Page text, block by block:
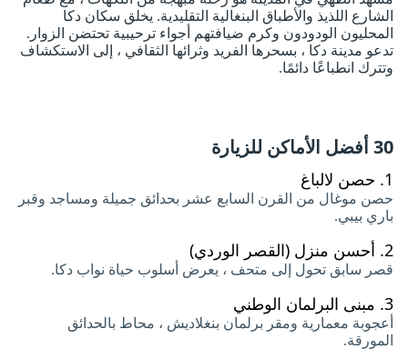
الشارع اللذيذ والأطباق البنغالية التقليدية. يخلق سكان دكا
المحليون الودودون وكرم ضيافتهم أجواء ترحيبية تحتضن الزوار.
تدعو مدينة دكا ، بسحرها الفريد وثرائها الثقافي ، إلى الاستكشاف
وتترك انطباعًا دائمًا.
30 أفضل الأماكن للزيارة
1. حصن لالباغ
حصن موغال من القرن السابع عشر بحدائق جميلة ومساجد وقبر
باري بيبي.
2. أحسن منزل (القصر الوردي)
قصر سابق تحول إلى متحف ، يعرض أسلوب حياة نواب دكا.
3. مبنى البرلمان الوطني
أعجوبة معمارية ومقر برلمان بنغلاديش ، محاط بالحدائق
المورقة.